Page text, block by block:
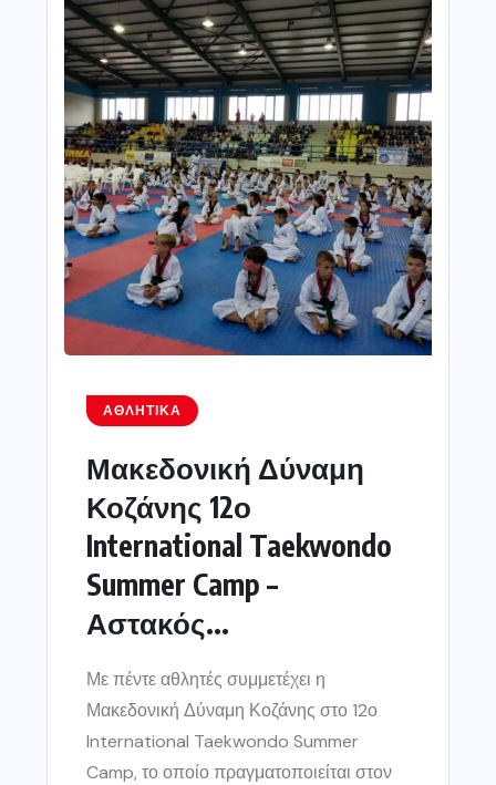
ΑΘΛΗΤΙΚΆ
Μακεδονική Δύναμη
Κοζάνης 12ο
International Taekwondo
Summer Camp –
Αστακός...
Με πέντε αθλητές συμμετέχει η
Μακεδονική Δύναμη Κοζάνης στο 12ο
International Taekwondo Summer
Camp, το οποίο πραγματοποιείται στον